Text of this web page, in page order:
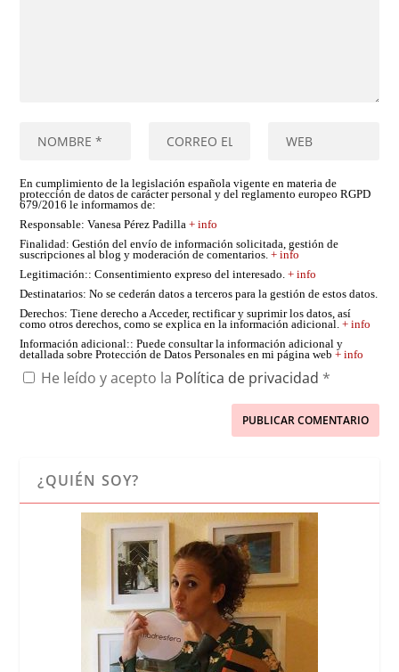
En cumplimiento de la legislación española vigente en materia de
protección de datos de carácter personal y del reglamento europeo RGPD
679/2016 le informamos de:
Responsable: Vanesa Pérez Padilla+ info
Finalidad: Gestión del envío de información solicitada, gestión de
suscripciones al blog y moderación de comentarios.+ info
Legitimación:: Consentimiento expreso del interesado.+ info
Destinatarios: No se cederán datos a terceros para la gestión de estos datos.
Derechos: Tiene derecho a Acceder, rectificar y suprimir los datos, así
como otros derechos, como se explica en la información adicional.+ info
Información adicional:: Puede consultar la información adicional y
detallada sobre Protección de Datos Personales en mi página web+ info
He leído y acepto la Política de privacidad *
¿QUIÉN SOY?